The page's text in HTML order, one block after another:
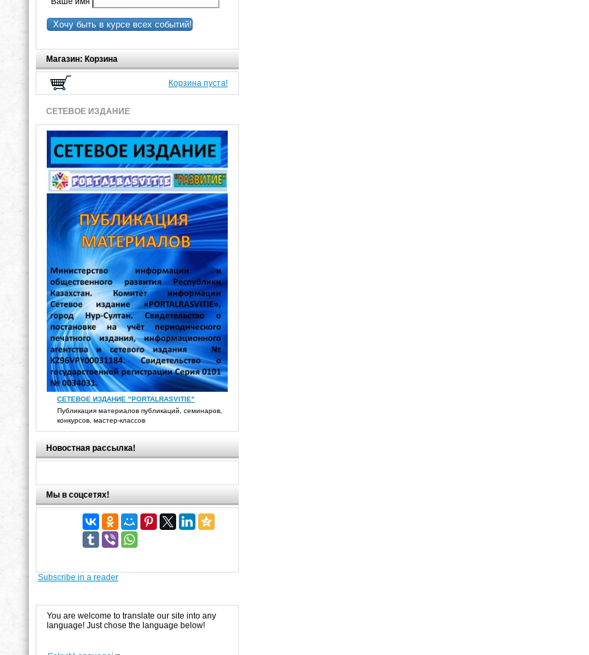
Хочу быть в курсе всех событий!
Магазин: Корзина
Корзина пуста!
СЕТЕВОЕ ИЗДАНИЕ
СЕТЕВОЕ ИЗДАНИЕ "PORTALRASVITIE"
Публикация материалов публикаций, семинаров,
конкурсов, мастер-классов
Новостная рассылка!
Мы в соцсетях!
Subscribe in a reader
You are welcome to translate our site into any
language! Just chose the language below!